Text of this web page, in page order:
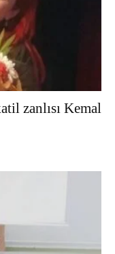
zanlısı Kemal